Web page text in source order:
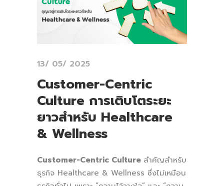
13/ 05/ 2025
Customer-Centric
Culture การเติบโตระยะ
ยาวสำหรับ Healthcare
& Wellness
Customer-Centric Culture สำคัญสำหรับ
ธุรกิจ Healthcare & Wellness ซึ่งไม่เหมือน